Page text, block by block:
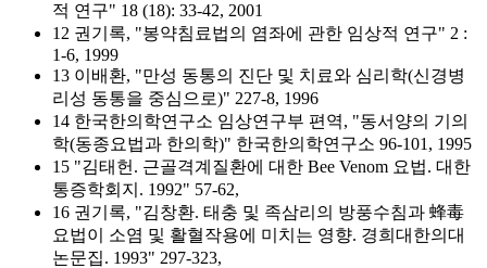
적 연구" 18 (18): 33-42, 2001
12 권기록, "봉약침료법의 염좌에 관한 임상적 연구" 2 :
1-6, 1999
13 이배환, "만성 동통의 진단 및 치료와 심리학(신경병
리성 동통을 중심으로)" 227-8, 1996
14 한국한의학연구소 임상연구부 편역, "동서양의 기의
학(동종요법과 한의학)" 한국한의학연구소 96-101, 1995
15 "김태헌. 근골격계질환에 대한 Bee Venom 요법. 대한
통증학회지. 1992" 57-62,
16 권기록, "김창환. 태충 및 족삼리의 방풍수침과 蜂毒
요법이 소염 및 활혈작용에 미치는 영향. 경희대한의대
논문집. 1993" 297-323,